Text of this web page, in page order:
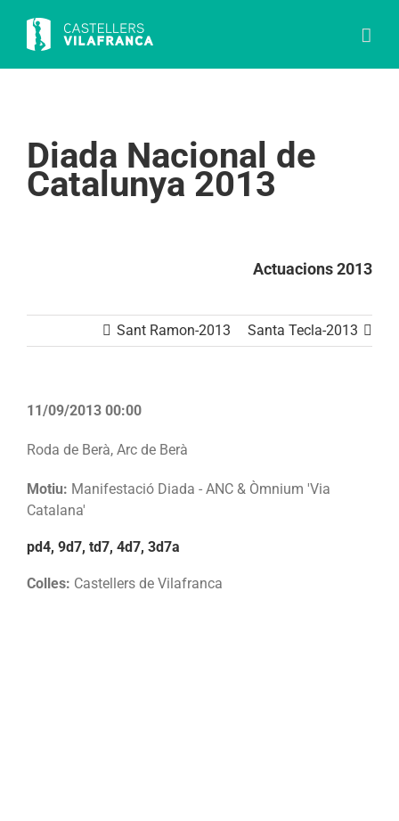
content
Diada Nacional de
Catalunya 2013
Actuacions 2013
Sant Ramon-2013 Santa Tecla-2013
11/09/2013 00:00
Roda de Berà, Arc de Berà
Motiu: Manifestació Diada - ANC & Òmnium 'Via
Catalana'
pd4, 9d7, td7, 4d7, 3d7a
Colles: Castellers de Vilafranca